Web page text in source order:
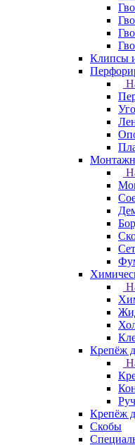
Клипсы
Крепёж
Крепёж
Скобы